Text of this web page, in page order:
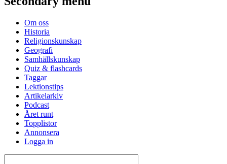
Om oss
Historia
Religionskunskap
Geografi
Samhällskunskap
Quiz & flashcards
Taggar
Lektionstips
Artikelarkiv
Podcast
Året runt
Topplistor
Annonsera
Logga in